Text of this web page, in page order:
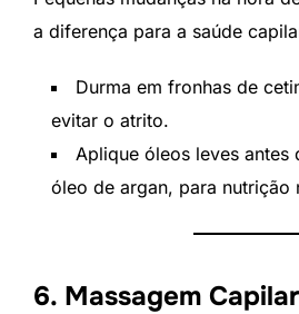
a diferença para a saúde
Durma em fronhas de
evitar o atrito.
Aplique óleos leves antes
óleo de argan, para nutrição
6. Massagem